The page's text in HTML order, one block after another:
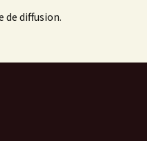
de diffusion.